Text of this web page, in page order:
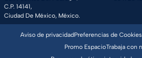
C.P. 14141,
Ciudad De México, México.
Aviso de privacidadPreferencias de Cookies
Promo EspacioTrabaja con